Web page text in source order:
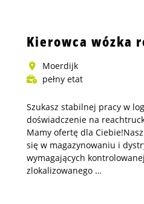
Pracownik
logistyczny
crossdock
Kierowca wózka
Moerdijk
pełny etat
Szukasz stabilnej pracy w
doświadczenie na
Mamy ofertę dla
się w magazynowaniu i
wymagających
zlokalizowanego …